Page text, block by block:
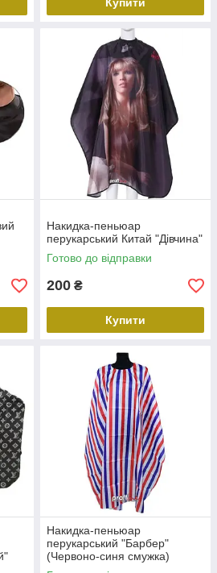
Накидка-пеньюар
перукарський Китай "Дівчина"
Готово до відправки
200 ₴
Купити
Накидка-пеньюар
перукарський "Барбер"
(Червоно-синя смужка)